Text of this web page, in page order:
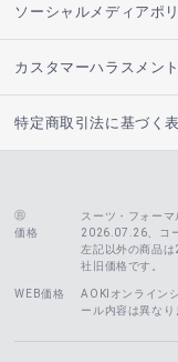
ソーシャルメディアポ
カスタマーハラスメン
特定商取引法に基づく
価格
スーツ・フォー
2026.07.26、コ
左記以外の商品
社旧価格です。
WEB価格
AOKIオンライン
ール内容は異なり